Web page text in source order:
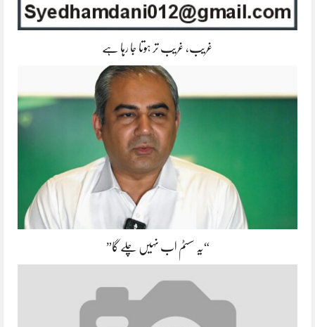
غریب، غریب تر ہوتا جا رہا ہے
“یہ سسٹم اب نہیں چلے گا”